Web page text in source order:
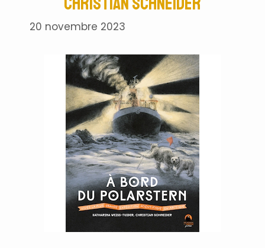
20 novembre 2023